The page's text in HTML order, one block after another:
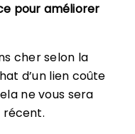
pour améliorer
cher selon la
d’un lien coûte
ne vous sera
récent.